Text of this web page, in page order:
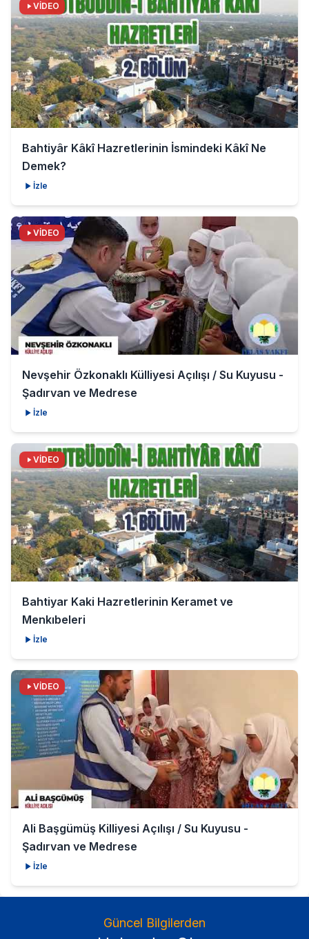
VİDEO
Bahtiyâr Kâkî Hazretlerinin İsmindeki Kâkî Ne
Demek?
İzle
VİDEO
Nevşehir Özkonaklı Külliyesi Açılışı / Su Kuyusu -
Şadırvan ve Medrese
İzle
VİDEO
Bahtiyar Kaki Hazretlerinin Keramet ve
Menkıbeleri
İzle
VİDEO
Ali Başgümüş Killiyesi Açılışı / Su Kuyusu -
Şadırvan ve Medrese
İzle
Güncel Bilgilerden